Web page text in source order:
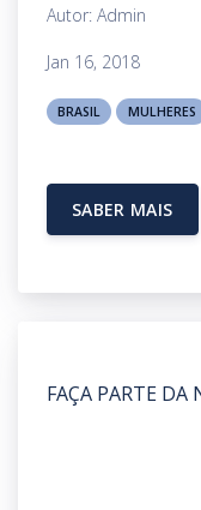
Autor: Admin
Jan 16, 2018
BRASIL MULHERES
SABER MAIS
FAÇA PARTE DA